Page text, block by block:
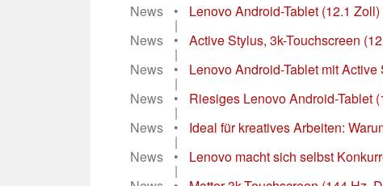
News
• Lenovo Android-Tablet (12.1
|
News
• Active Stylus, 3k-Touchscreen
|
News
• Lenovo Android-Tablet mit
|
News
• Riesiges Lenovo Android-Tablet
|
News
• Ideal für kreatives Arbeiten:
|
News
• Lenovo macht sich selbst
|